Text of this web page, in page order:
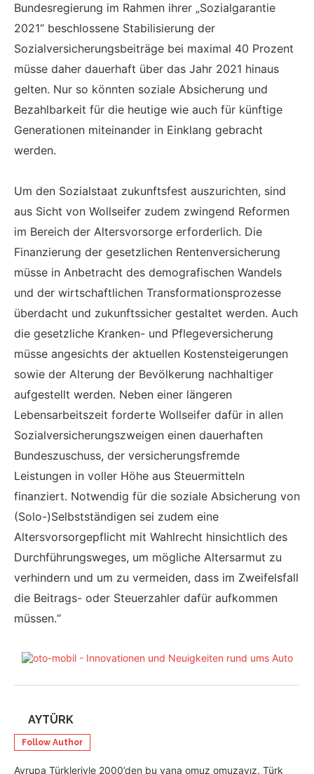
Bundesregierung im Rahmen ihrer „Sozialgarantie
2021“ beschlossene Stabilisierung der
Sozialversicherungsbeiträge bei maximal 40 Prozent
müsse daher dauerhaft über das Jahr 2021 hinaus
gelten. Nur so könnten soziale Absicherung und
Bezahlbarkeit für die heutige wie auch für künftige
Generationen miteinander in Einklang gebracht
werden.
Um den Sozialstaat zukunftsfest auszurichten, sind
aus Sicht von Wollseifer zudem zwingend Reformen
im Bereich der Altersvorsorge erforderlich. Die
Finanzierung der gesetzlichen Rentenversicherung
müsse in Anbetracht des demografischen Wandels
und der wirtschaftlichen Transformationsprozesse
überdacht und zukunftssicher gestaltet werden. Auch
die gesetzliche Kranken- und Pflegeversicherung
müsse angesichts der aktuellen Kostensteigerungen
sowie der Alterung der Bevölkerung nachhaltiger
aufgestellt werden. Neben einer längeren
Lebensarbeitszeit forderte Wollseifer dafür in allen
Sozialversicherungszweigen einen dauerhaften
Bundeszuschuss, der versicherungsfremde
Leistungen in voller Höhe aus Steuermitteln
finanziert. Notwendig für die soziale Absicherung von
(Solo-)Selbstständigen sei zudem eine
Altersvorsorgepflicht mit Wahlrecht hinsichtlich des
Durchführungsweges, um mögliche Altersarmut zu
verhindern und um zu vermeiden, dass im Zweifelsfall
die Beitrags- oder Steuerzahler dafür aufkommen
müssen.“
AYTÜRK
Follow Author
Avrupa Türkleriyle 2000’den bu yana omuz omuzayız. Türk